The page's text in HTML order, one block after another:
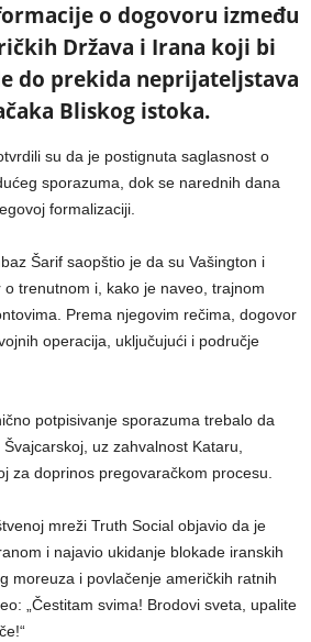
o dogovoru između
Država i Irana koji bi
do prekida neprijateljstava
Bliskog istoka.
su da je postignuta saglasnost o
sporazuma, dok se narednih dana
formalizaciji.
Šarif saopštio je da su Vašington i
trenutnom i, kako je naveo, trajnom
Prema njegovim rečima, dogovor
operacija, uključujući i područje
potpisivanje sporazuma trebalo da
uz zahvalnost Kataru,
za doprinos pregovaračkom procesu.
mreži Truth Social objavio da je
i najavio ukidanje blokade iranskih
moreuza i povlačenje američkih ratnih
„Čestitam svima! Brodovi sveta, upalite